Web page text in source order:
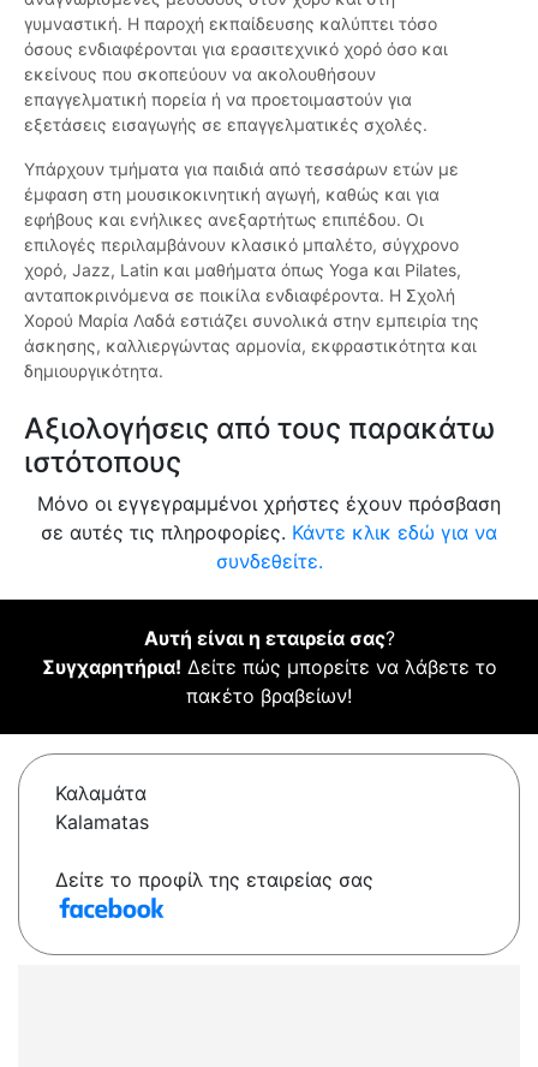
γυμναστική. Η παροχή εκπαίδευσης καλύπτει τόσο
όσους ενδιαφέρονται για ερασιτεχνικό χορό όσο και
εκείνους που σκοπεύουν να ακολουθήσουν
επαγγελματική πορεία ή να προετοιμαστούν για
εξετάσεις εισαγωγής σε επαγγελματικές σχολές.
Υπάρχουν τμήματα για παιδιά από τεσσάρων ετών με
έμφαση στη μουσικοκινητική αγωγή, καθώς και για
εφήβους και ενήλικες ανεξαρτήτως επιπέδου. Οι
επιλογές περιλαμβάνουν κλασικό μπαλέτο, σύγχρονο
χορό, Jazz, Latin και μαθήματα όπως Yoga και Pilates,
ανταποκρινόμενα σε ποικίλα ενδιαφέροντα. Η Σχολή
Χορού Μαρία Λαδά εστιάζει συνολικά στην εμπειρία της
άσκησης, καλλιεργώντας αρμονία, εκφραστικότητα και
δημιουργικότητα.
Αξιολογήσεις από τους παρακάτω
ιστότοπους
Μόνο οι εγγεγραμμένοι χρήστες έχουν πρόσβαση
σε αυτές τις πληροφορίες. Κάντε κλικ εδώ για να
συνδεθείτε.
Αυτή είναι η εταιρεία σας?
Συγχαρητήρια! Δείτε πώς μπορείτε να λάβετε το
πακέτο βραβείων!
Καλαμάτα
Kalamatas
Δείτε το προφίλ της εταιρείας σας